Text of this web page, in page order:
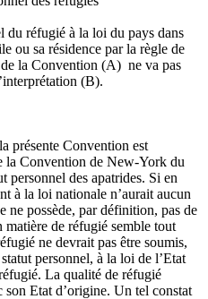
du réfugié à la loi du pays dans
ou sa résidence par la règle de
la Convention (A) ne va pas
(B).
présente Convention est
la Convention de New-York du
personnel des apatrides. Si en
à la loi nationale n’aurait aucun
ne possède, par définition, pas de
de réfugié semble tout
ne devrait pas être soumis,
personnel, à la loi de l’Etat
La qualité de réfugié
Etat d’origine. Un tel constat